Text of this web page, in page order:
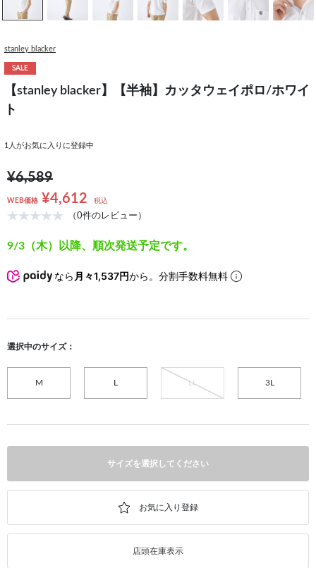
stanley blacker
SALE
【stanley blacker】【半袖】カッタウェイポロ/ホワイ
ト
1 人がお気に入りに登録中
¥6,589
WEB価格 ¥4,612 税込
（0件のレビュー）
9/3（木）以降、順次発送予定です。
なら 月々1,537円から。分割手数料無料
選択中のサイズ：
M LL 3L
サイズを選択してください
店頭在庫表示